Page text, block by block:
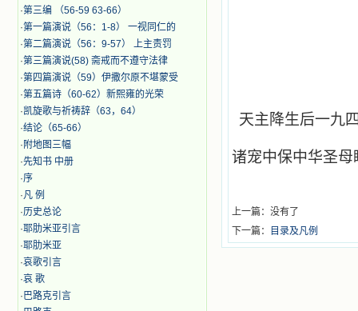
·第三编 （56-59 63-66）
·第一篇演说（56：1-8） 一视同仁的
·第二篇演说（56：9-57） 上主责罚
·第三篇演说(58) 斋戒而不遵守法律
·第四篇演说（59）伊撒尔原不堪蒙受
·第五篇诗（60-62）新熙雍的光荣
·凯旋歌与祈祷辞（63，64）
·结论（65-66）
· 附地图三幅
·先知书 中册
·序
·凡 例
·历史总论
·耶肋米亚引言
·耶肋米亚
·哀歌引言
·哀 歌
·巴路克引言
天主降生后一九
诸宠中保中华圣母
上一篇：没有了
下一篇：
目录及凡例